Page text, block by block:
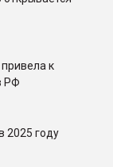
к
РФ
2025 году